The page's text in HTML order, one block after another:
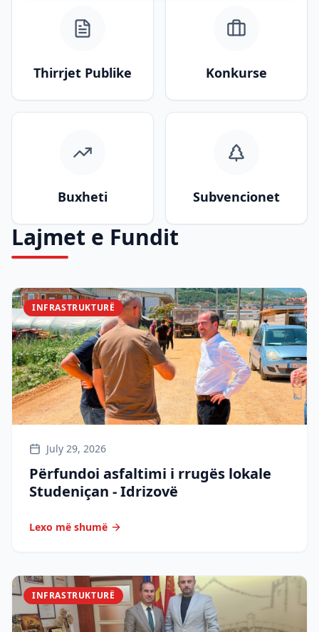
Thirrjet Publike Konkurse
Buxheti Subvencionet
Lajmet e Fundit
INFRASTRUKTURË
July 29, 2026
Përfundoi asfaltimi i rrugës lokale
Studeniçan - Idrizovë
Lexo më shumë
INFRASTRUKTURË